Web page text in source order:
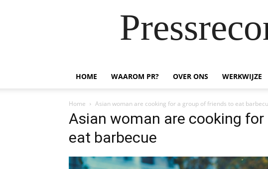
HOME WAAROM PR? OVER ONS WERKWIJZE
Home Asian woman are cooking for a group of friends to eat
Asian woman are cooking
eat barbecue